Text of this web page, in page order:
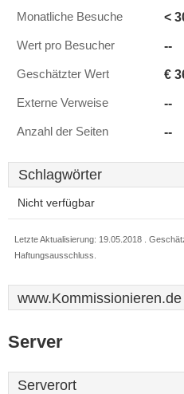
Monatliche Besuche <
Wert pro Besucher --
Geschätzter Wert €
Externe Verweise --
Anzahl der Seiten --
Schlagwörter
Nicht verfügbar
Letzte Aktualisierung: 19.05.2018 .
Haftungsausschluss.
www.Kommissionieren.de
Server
Serverort